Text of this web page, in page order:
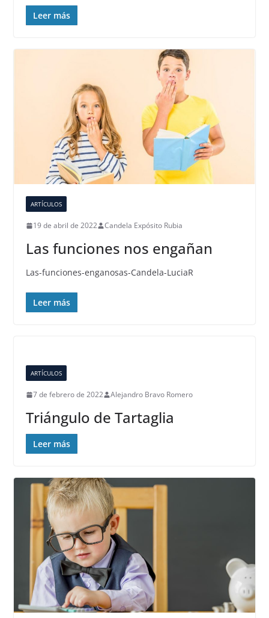
Leer más
ARTÍCULOS
19 de abril de 2022 Candela Expósito Rubia
Las funciones nos engañan
Las-funciones-enganosas-Candela-LuciaR
Leer más
ARTÍCULOS
7 de febrero de 2022 Alejandro Bravo Romero
Triángulo de Tartaglia
Leer más